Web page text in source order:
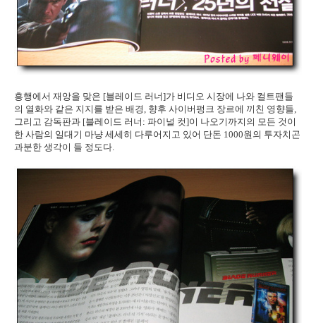
흥행에서 재앙을 맞은 [블레이드 러너]가 비디오 시장에 나와 컬트팬들
의 열화와 같은 지지를 받은 배경, 향후 사이버펑크 장르에 끼친 영향들,
그리고 감독판과 [블레이드 러너: 파이널 컷]이 나오기까지의 모든 것이
한 사람의 일대기 마냥 세세히 다루어지고 있어 단돈 1000원의 투자치곤
과분한 생각이 들 정도다.